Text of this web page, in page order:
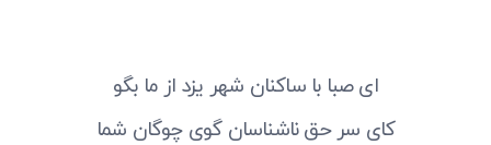
ای صبا با ساکنان شهر یزد از ما بگو
کای سر حق ناشناسان گوی چوگان شما